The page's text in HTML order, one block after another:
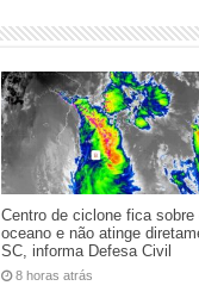
Centro de ciclone fica sobre
oceano e não atinge
SC, informa Defesa Civil
8 horas atrás